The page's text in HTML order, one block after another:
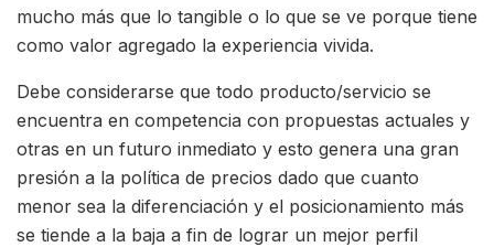
mucho más que lo tangible o lo que se ve porque tiene
como valor agregado la experiencia vivida.
Debe considerarse que todo producto/servicio se
encuentra en competencia con propuestas actuales y
otras en un futuro inmediato y esto genera una gran
presión a la política de precios dado que cuanto
menor sea la diferenciación y el posicionamiento más
se tiende a la baja a fin de lograr un mejor perfil